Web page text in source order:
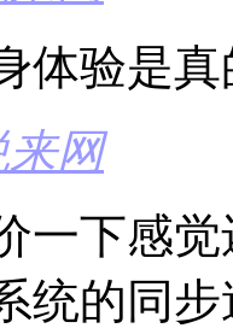
体验是
来网
一下感
统的同